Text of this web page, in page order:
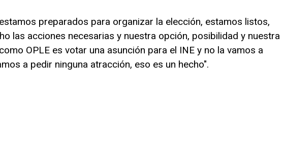
preparados para organizar la elección, estamos listos,
las acciones necesarias y nuestra opción, posibilidad y nuestra
OPLE es votar una asunción para el INE y no la vamos a
a pedir ninguna atracción, eso es un hecho".